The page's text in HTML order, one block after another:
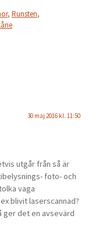
, Runsten,
30 maj 2016 kl. 11:50
utgår från så är
foto- och
vaga
blivit laserscannad?
ger det en avsevärd